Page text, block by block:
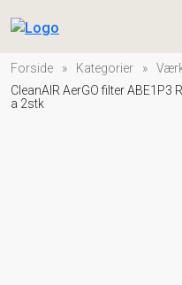
Forside » Kategorier »
CleanAIR AerGO filter ABE1P3
a 2stk